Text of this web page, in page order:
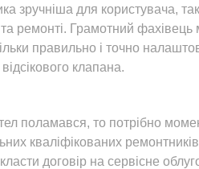
зручніша для користувача,
ремонті. Грамотний
правильно і точно
клапана.
поламався, то потрібно
кваліфікованих
договір на сервісне